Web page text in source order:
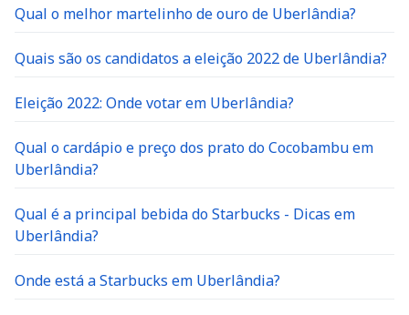
Qual o melhor martelinho de ouro de Uberlândia?
Quais são os candidatos a eleição 2022 de Uberlândia?
Eleição 2022: Onde votar em Uberlândia?
Qual o cardápio e preço dos prato do Cocobambu em
Uberlândia?
Qual é a principal bebida do Starbucks - Dicas em
Uberlândia?
Onde está a Starbucks em Uberlândia?